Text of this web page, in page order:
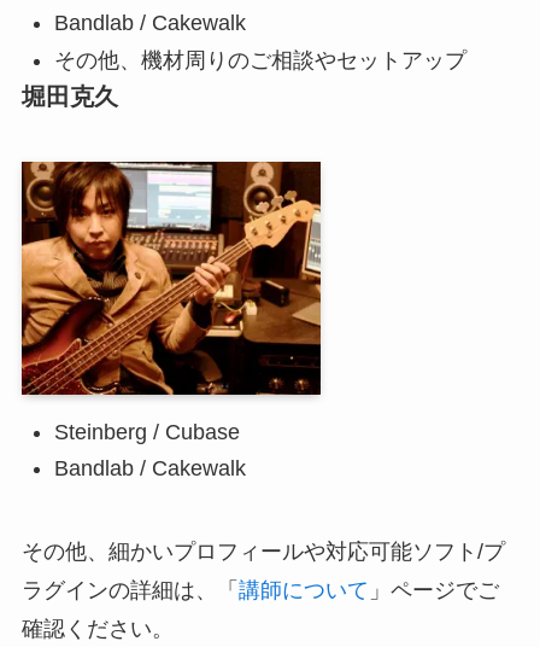
Bandlab / Cakewalk
その他、機材周りのご相談やセットアップ
堀田克久
Steinberg / Cubase
Bandlab / Cakewalk
その他、細かいプロフィールや対応可能ソフト/プ
ラグインの詳細は、「 講師について 」ページでご
確認ください。